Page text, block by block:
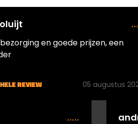
en goede prijzen, een
REVIEW 05 augustus